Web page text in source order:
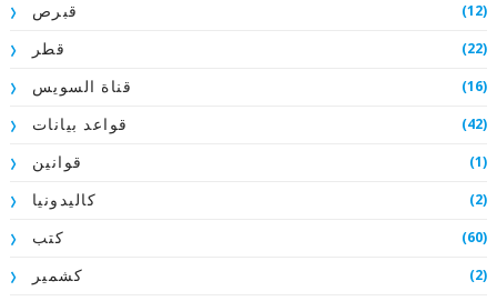
قبرص (12)
قطر (22)
قناة السويس (16)
قواعد بيانات (42)
قوانين (1)
كاليدونيا (2)
كتب (60)
كشمير (2)